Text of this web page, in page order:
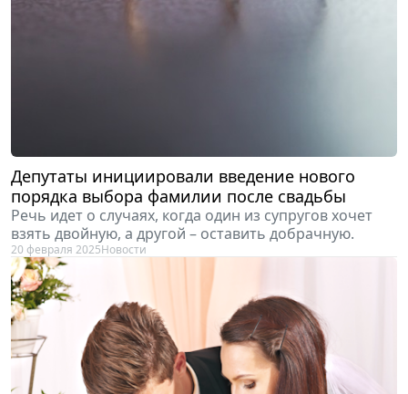
Депутаты инициировали введение нового
порядка выбора фамилии после свадьбы
Речь идет о случаях, когда один из супругов хочет
взять двойную, а другой – оставить добрачную.
20 февраля 2025Новости